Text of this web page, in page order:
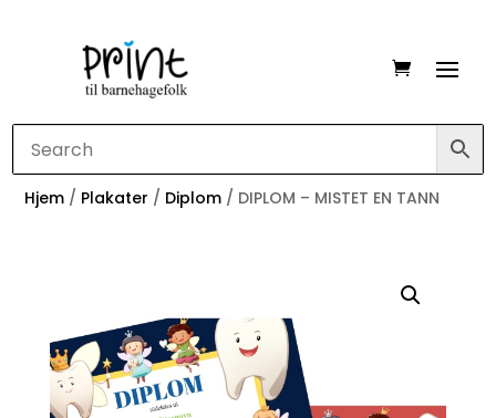
Hjem / Plakater / Diplom / DIPLOM – MISTET EN TANN